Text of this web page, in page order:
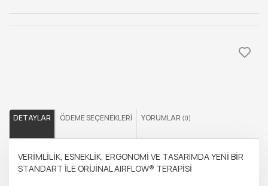
DETAYLAR ÖDEME SEÇENEKLERI YORUMLAR (0)
VERİMLİLİK, ESNEKLİK, ERGONOMİ VE TASARIMDA YENİ BİR
STANDART İLE ORİJİNAL AIRFLOW® TERAPİSİ